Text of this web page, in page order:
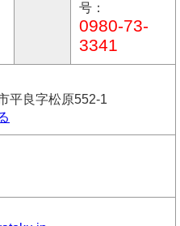
号：
0980-73-
3341
平良字松原552-1